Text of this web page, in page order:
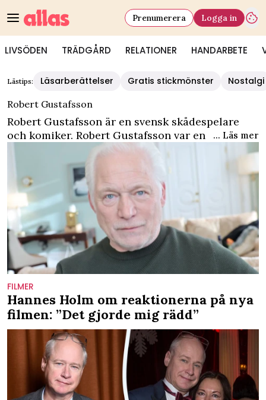
LIVSÖDEN TRÄDGÅRD RELATIONER HANDARBETE
Prenumerera Logga in
Lästips: Läsarberättelser Gratis stickmönster
Nostalgi
Robert Gustafsson
Robert Gustafsson är en svensk skådespelare
och komiker. Robert Gustafsson var en del i
Killinggänget och har medverkat i flertalet tv-
program genom åren.
... Läs mer
FILMER
Hannes Holm om reaktionerna på nya
filmen: ”Det gjorde mig rädd”